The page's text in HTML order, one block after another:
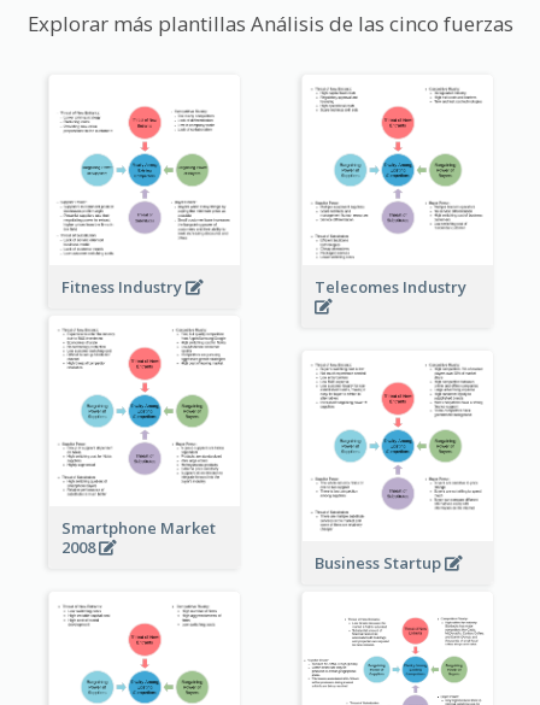
Explorar más plantillas Análisis de las cinco fuerzas
Fitness Industry Telecomes Industry
Smartphone Market
2008
Business Startup